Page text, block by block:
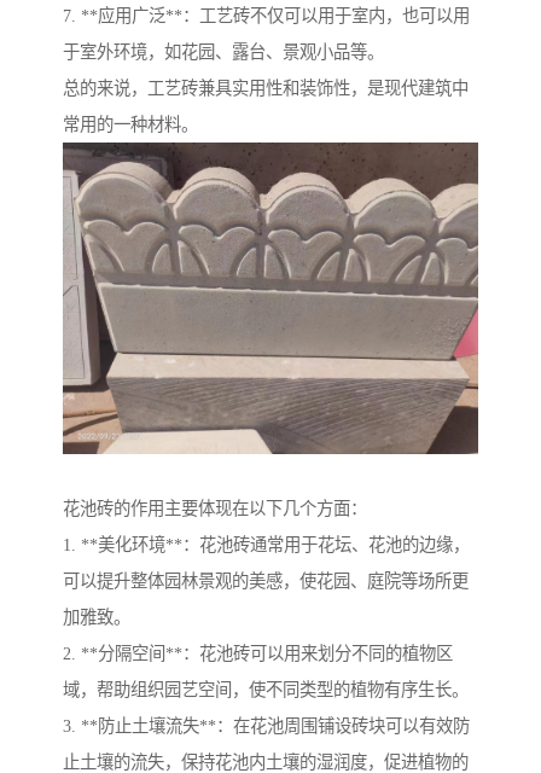
7. **应用广泛**：工艺砖不仅可以用于室内，也可以用
于室外环境，如花园、露台、景观小品等。
总的来说，工艺砖兼具实用性和装饰性，是现代建筑中
常用的一种材料。
花池砖的作用主要体现在以下几个方面：
1. **美化环境**：花池砖通常用于花坛、花池的边缘，
可以提升整体园林景观的美感，使花园、庭院等场所更
加雅致。
2. **分隔空间**：花池砖可以用来划分不同的植物区
域，帮助组织园艺空间，使不同类型的植物有序生长。
3. **防止土壤流失**：在花池周围铺设砖块可以有效防
止土壤的流失，保持花池内土壤的湿润度，促进植物的